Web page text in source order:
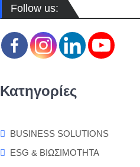
Follow us:
Κατηγορίες
BUSINESS SOLUTIONS
ESG & ΒΙΩΣΙΜΟΤΗΤΑ